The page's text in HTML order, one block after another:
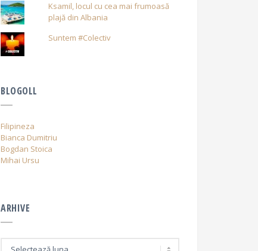
Ksamil, locul cu cea mai frumoasă
plajă din Albania
Suntem #Colectiv
BLOGOLL
Filipineza
Bianca Dumitriu
Bogdan Stoica
Mihai Ursu
ARHIVE